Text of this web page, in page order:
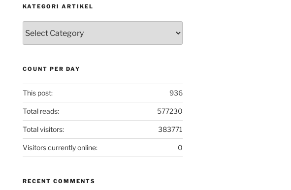
KATEGORI ARTIKEL
Artikel
COUNT PER DAY
936
This post:
577230
Total reads:
383771
Total visitors:
0
Visitors currently online:
RECENT COMMENTS